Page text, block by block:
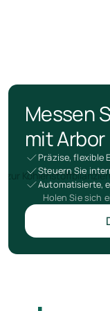
Messen
mit Arbor
Präzise, flexible
Steuern Sie
Automatisierte,
Holen Sie sich